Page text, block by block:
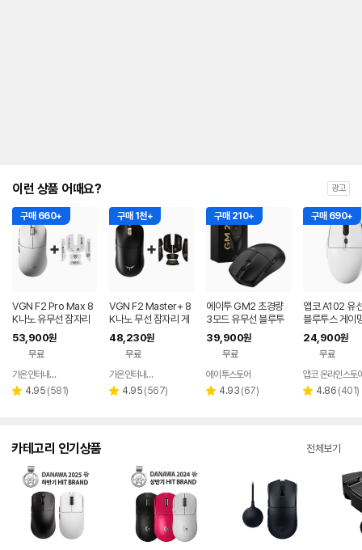
이런 상품 어때요? 광고
구매 660+
VGN F2 Pro Max 8
K나노 유무선 잠자리
게이밍 마우스 화이트
53,900원
무료
페이
가온인터내셔날
별 4.95 리
(581)
구매 1천+
VGN F2 Master+ 8
K나노 무선 잠자리 게
이밍 마우스+그립테이
프 블랙
48,230원
무료
페이
가온인터내셔날
별 4.95 리
(567)
구매 210+
에이투 GM2 초경량
3모드 유무선 블루투
스 게이밍 마우스 노트
북 컴퓨터 FPS 발로란
39,900원
무료
에이투스토어
별 4.93 리
(67)
구매 690+
앱코 A102 유
블루투스 게이
스 화이트
24,900원
무료
앱코 온라인스토
별 4.86 리
(401)
카테고리 인기상품 전체보기